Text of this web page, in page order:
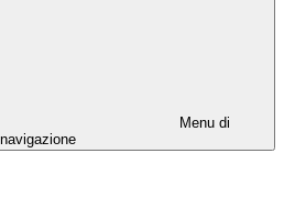
Menu di
navigazione